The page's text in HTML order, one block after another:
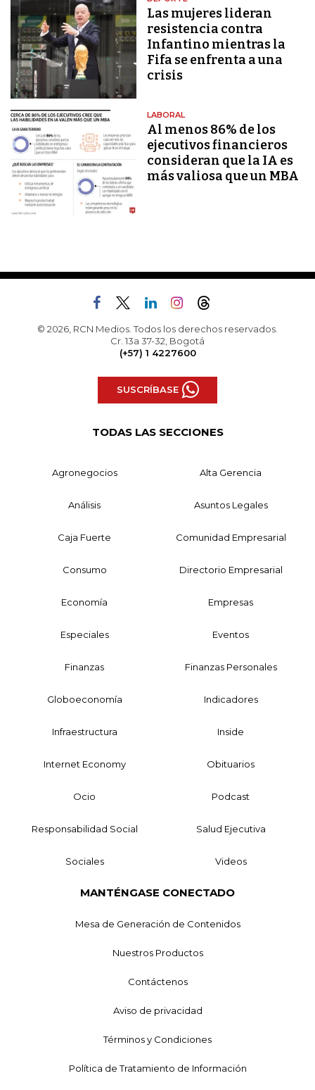
Las mujeres lideran
resistencia contra
Infantino mientras la
Fifa se enfrenta a una
crisis
LABORAL
Al menos 86% de los
ejecutivos financieros
consideran que la IA es
más valiosa que un MBA
© 2026, RCN Medios. Todos los derechos reservados.
Cr. 13a 37-32, Bogotá
(+57) 1 4227600
SUSCRÍBASE
TODAS LAS SECCIONES
Agronegocios Alta Gerencia
Análisis Asuntos Legales
Caja Fuerte Comunidad Empresarial
Consumo Directorio Empresarial
Economía Empresas
Especiales Eventos
Finanzas Finanzas Personales
Globoeconomía Indicadores
Infraestructura Inside
Internet Economy Obituarios
Ocio Podcast
Responsabilidad Social Salud Ejecutiva
Sociales Videos
MANTÉNGASE CONECTADO
Mesa de Generación de Contenidos
Nuestros Productos
Contáctenos
Aviso de privacidad
Términos y Condiciones
Política de Tratamiento de Información